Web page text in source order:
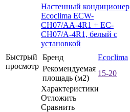
Быстрый
просмотр
Настенный кондиционер
Ecoclima ECW-
CH07/AA-4R1 + EC-
CH07/A-4R1, белый с
установкой
Бренд
Ecoclima
Рекомендуемая
площадь (м2)
15-20
Характеристики
Отложить
Сравнить